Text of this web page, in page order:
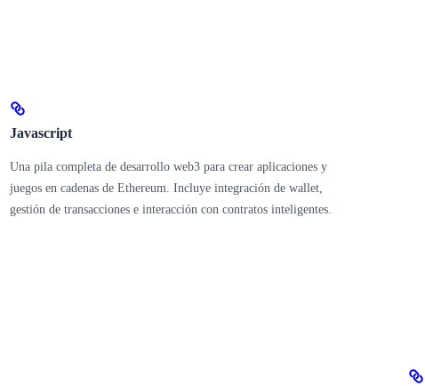
Javascript
Una pila completa de desarrollo web3 para crear aplicaciones y
juegos en cadenas de Ethereum. Incluye integración de wallet,
gestión de transacciones e interacción con contratos inteligentes.